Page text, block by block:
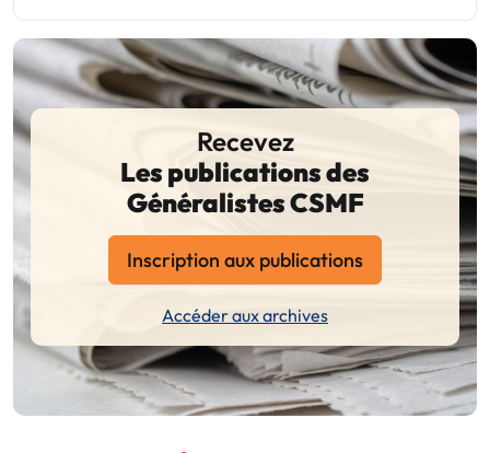
Recevez
Les publications des
Généralistes CSMF
Inscription aux publications
Accéder aux archives